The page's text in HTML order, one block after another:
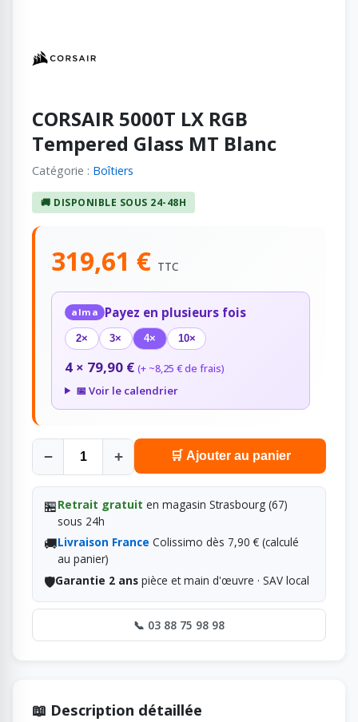
CORSAIR 5000T LX RGB
Tempered Glass MT Blanc
Catégorie : Boîtiers
🚚 DISPONIBLE SOUS 24-48H
319,61 € TTC
alma Payez en plusieurs fois
2× 3× 4× 10×
4 × 79,90 € (+ ~8,25 € de frais)
📅 Voir le calendrier
− + 🛒 Ajouter au panier
🏪Retrait gratuit en magasin Strasbourg (67)
sous 24h
🚚Livraison France Colissimo dès 7,90 € (calculé
au panier)
🛡️Garantie 2 anspièce et main d'œuvre · SAV local
📞 03 88 75 98 98
📖 Description détaillée